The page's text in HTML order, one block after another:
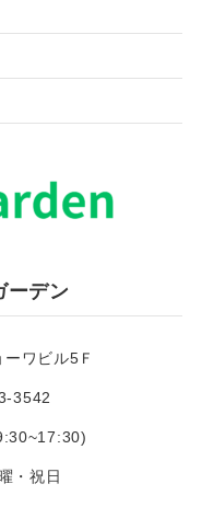
ーデン
ワビル5Ｆ
3542
・祝日